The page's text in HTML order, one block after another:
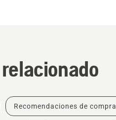
Recomendaciones de compra